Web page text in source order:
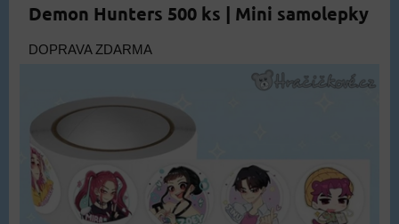
Demon Hunters 500 ks | Mini samolepky
DOPRAVA ZDARMA